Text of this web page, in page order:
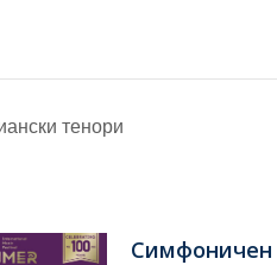
тенори
Симфоничен